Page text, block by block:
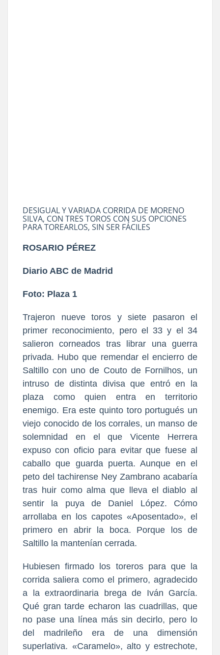
DESIGUAL Y VARIADA CORRIDA DE MORENO
SILVA, CON TRES TOROS CON SUS OPCIONES
PARA TOREARLOS, SIN SER FÁCILES
ROSARIO PÉREZ
Diario ABC de Madrid
Foto: Plaza 1
Trajeron nueve toros y siete pasaron el
primer reconocimiento, pero el 33 y el 34
salieron corneados tras librar una guerra
privada. Hubo que remendar el encierro de
Saltillo con uno de Couto de Fornilhos, un
intruso de distinta divisa que entró en la
plaza como quien entra en territorio
enemigo. Era este quinto toro portugués un
viejo conocido de los corrales, un manso de
solemnidad en el que Vicente Herrera
expuso con oficio para evitar que fuese al
caballo que guarda puerta. Aunque en el
peto del tachirense Ney Zambrano acabaría
tras huir como alma que lleva el diablo al
sentir la puya de Daniel López. Cómo
arrollaba en los capotes «Aposentado», el
primero en abrir la boca. Porque los de
Saltillo la mantenían cerrada.
Hubiesen firmado los toreros para que la
corrida saliera como el primero, agradecido
a la extraordinaria brega de Iván García.
Qué gran tarde echaron las cuadrillas, que
no pase una línea más sin decirlo, pero lo
del madrileño era de una dimensión
superlativa. «Caramelo», alto y estrechote,